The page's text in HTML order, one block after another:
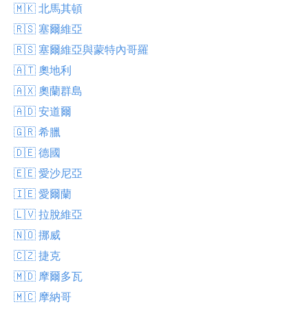
🇲🇰 北馬其頓
🇷🇸 塞爾維亞
🇷🇸 塞爾維亞與蒙特內哥羅
🇦🇹 奧地利
🇦🇽 奧蘭群島
🇦🇩 安道爾
🇬🇷 希臘
🇩🇪 德國
🇪🇪 愛沙尼亞
🇮🇪 愛爾蘭
🇱🇻 拉脫維亞
🇳🇴 挪威
🇨🇿 捷克
🇲🇩 摩爾多瓦
🇲🇨 摩納哥